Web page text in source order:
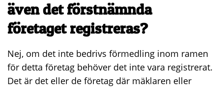
även det förstnämnda
företaget registreras?
Nej, om det inte bedrivs förmedling inom ramen
för detta företag behöver det inte vara registrerat.
Det är det eller de företag där mäklaren eller